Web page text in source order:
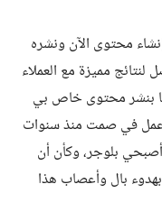
محتوى الآن ونشره
مميزة مع العملاء
بنشر محتوى خاص بي
أعمل في صمت منذ سنوات
بلوجر، وكأن أن
بال وأعصاب هذا